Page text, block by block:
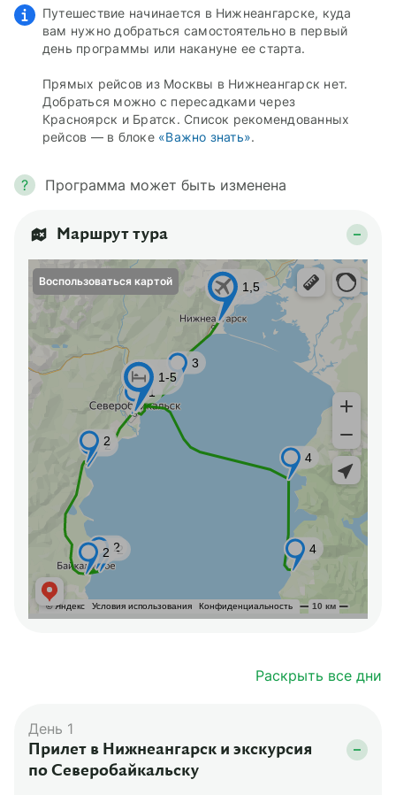
Путешествие начинается в Нижнеангарске, куда
вам нужно добраться самостоятельно в первый
день программы или накануне ее старта.
Прямых рейсов из Москвы в Нижнеангарск нет.
Добраться можно с пересадками через
Красноярск и Братск. Список рекомендованных
рейсов — в блоке «Важно знать».
? Программа может быть изменена
Маршрут тура
Воспользоваться картой
Раскрыть все дни
День 1
Прилет в Нижнеангарск и экскурсия
по Северобайкальску